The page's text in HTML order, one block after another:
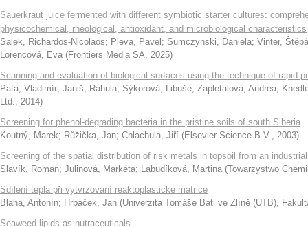
Sauerkraut juice fermented with different symbiotic starter cultures:
physicochemical, rheological, antioxidant, and microbiological characteristics
Salek, Richardos-Nicolaos; Pleva, Pavel ; Sumczynski, Daniela; Vinter,
Lorencová, Eva (Frontiers Media SA, 2025)
Scanning and evaluation of biological surfaces using the technique of rapid
Pata, Vladimír; Janiš, Rahula; Sýkorová, Libuše; Zapletalová, Andrea;
Ltd., 2014)
Screening for phenol-degrading bacteria in the pristine soils of south Siberia
Koutný, Marek; Růžička, Jan; Chlachula, Jiří (Elsevier Science B.V., 2003)
Screening of the spatial distribution of risk metals in topsoil from an
Slavík, Roman; Julinová, Markéta; Labudíková, Martina (Towarzystwo
Sdílení tepla při vytvrzování reaktoplastické matrice
Blaha, Antonín; Hrbáček, Jan (Univerzita Tomáše Bati ve Zlíně (UTB),
Seaweed lipids as nutraceuticals